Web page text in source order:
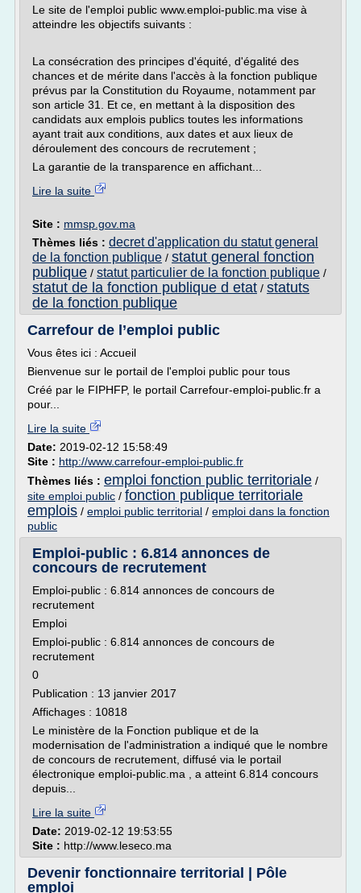
Le site de l'emploi public www.emploi-public.ma vise à
atteindre les objectifs suivants :
La consécration des principes d'équité, d'égalité des
chances et de mérite dans l'accès à la fonction publique
prévus par la Constitution du Royaume, notamment par
son article 31. Et ce, en mettant à la disposition des
candidats aux emplois publics toutes les informations
ayant trait aux conditions, aux dates et aux lieux de
déroulement des concours de recrutement ;
La garantie de la transparence en affichant...
Lire la suite
Site : mmsp.gov.ma
Thèmes liés : decret d'application du statut general
de la fonction publique / statut general fonction
publique / statut particulier de la fonction publique /
statut de la fonction publique d etat / statuts
de la fonction publique
Carrefour de l’emploi public
Vous êtes ici : Accueil
Bienvenue sur le portail de l'emploi public pour tous
Créé par le FIPHFP, le portail Carrefour-emploi-public.fr a
pour...
Lire la suite
Date: 2019-02-12 15:58:49
Site : http://www.carrefour-emploi-public.fr
Thèmes liés : emploi fonction public territoriale /
site emploi public / fonction publique territoriale
emplois / emploi public territorial / emploi dans la fonction
public
Emploi-public : 6.814 annonces de
concours de recrutement
Emploi-public : 6.814 annonces de concours de
recrutement
Emploi
Emploi-public : 6.814 annonces de concours de
recrutement
0
Publication : 13 janvier 2017
Affichages : 10818
Le ministère de la Fonction publique et de la
modernisation de l'administration a indiqué que le nombre
de concours de recrutement, diffusé via le portail
électronique emploi-public.ma , a atteint 6.814 concours
depuis...
Lire la suite
Date: 2019-02-12 19:53:55
Site : http://www.leseco.ma
Devenir fonctionnaire territorial | Pôle
emploi